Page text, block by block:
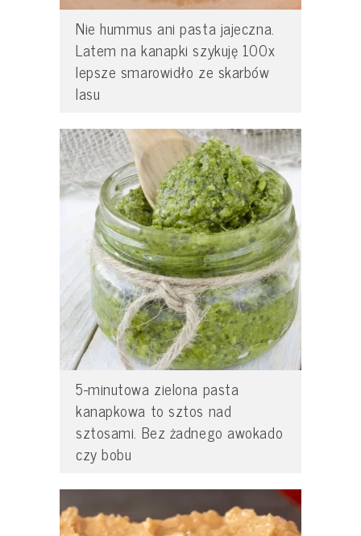
Nie hummus ani pasta jajeczna.
Latem na kanapki szykuję 100x
lepsze smarowidło ze skarbów
lasu
5-minutowa zielona pasta
kanapkowa to sztos nad
sztosami. Bez żadnego awokado
czy bobu